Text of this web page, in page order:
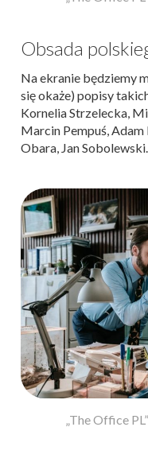
Obsada
Na ekranie będziemy
się okaże) popisy
Kornelia Strzelecka,
Marcin Pempuś,
Obara, Jan Sobolewski.
„The Office